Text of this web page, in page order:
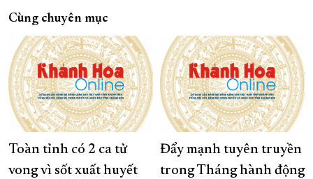
Cùng chuyên mục
Toàn tỉnh có 2 ca tử
vong vì sốt xuất huyết
Đẩy mạnh tuyên truyền
trong Tháng hành động